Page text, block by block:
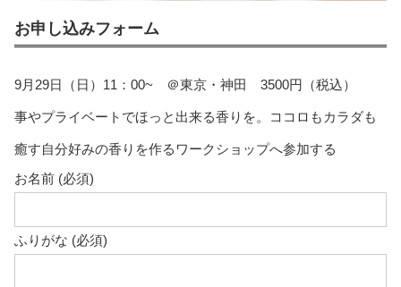
お申し込みフォーム
9月29日（日）11：00~ ＠東京・神田 3500円（税込）
事やプライベートでほっと出来る香りを。ココロもカラダも
癒す自分好みの香りを作るワークショップへ参加する
お名前 (必須)
ふりがな (必須)